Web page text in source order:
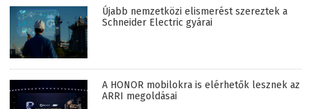
Újabb nemzetközi elismerést szereztek a
Schneider Electric gyárai
A HONOR mobilokra is elérhetők lesznek az
ARRI megoldásai